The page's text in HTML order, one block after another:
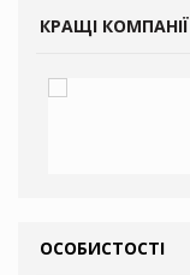
КРАЩІ КОМПАНІЇ
ОСОБИСТОСТІ